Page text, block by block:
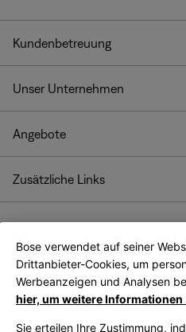
Kundenbetreuung
Unser Unternehmen
Angebote
Zusätzliche Links
Bose App
Bose verwendet auf seiner
Drittanbieter-Cookies, um
Werbeanzeigen und Analysen
hier, um weitere Informationen
Sie erteilen Ihre Zustimmung,